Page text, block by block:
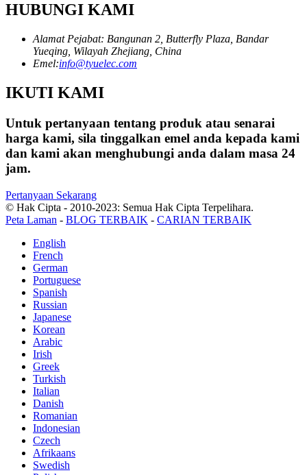
HUBUNGI KAMI
Alamat Pejabat: Bangunan 2, Butterfly Plaza, Bandar
Yueqing, Wilayah Zhejiang, China
Emel:info@tyuelec.com
IKUTI KAMI
Untuk pertanyaan tentang produk atau senarai
harga kami, sila tinggalkan emel anda kepada kami
dan kami akan menghubungi anda dalam masa 24
jam.
Pertanyaan Sekarang
© Hak Cipta - 2010-2023: Semua Hak Cipta Terpelihara.
Peta Laman - BLOG TERBAIK - CARIAN TERBAIK
English
French
German
Portuguese
Spanish
Russian
Japanese
Korean
Arabic
Irish
Greek
Turkish
Italian
Danish
Romanian
Indonesian
Czech
Afrikaans
Swedish